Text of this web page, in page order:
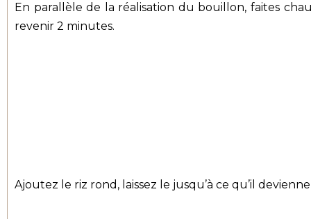
En parallèle de la réalisation du bouillon, faites
revenir 2 minutes.
Ajoutez le riz rond, laissez le jusqu’à ce qu’il